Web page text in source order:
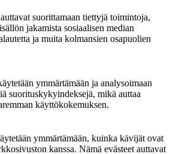
suorittamaan tiettyjä toimintoja,
jakamista sosiaalisen median
ja muita kolmansien osapuolien
ymmärtämään ja analysoimaan
suorituskykyindeksejä, mikä auttaa
käyttökokemuksen.
ymmärtämään, kuinka kävijät ovat
kanssa. Nämä evästeet auttavat